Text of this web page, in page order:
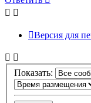
Версия для
Показать: